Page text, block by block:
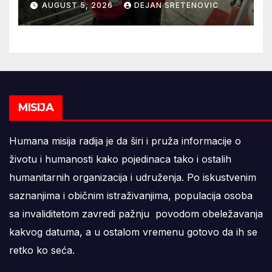
AUGUST 5, 2026 DEJAN SRETENOVIC
MISIJA
Humana misija radija je da širi i pruža informacije o
životu i humanosti kako pojedinaca tako i ostalih
humanitarnih organizacija i udruženja. Po iskustvenim
saznanjima i običnim istraživanjima, populacija osoba
sa invaliditetom zavredi pažnju povodom obeležavanja
kakvog datuma, a u ostalom vremenu gotovo da ih se
retko ko seća.